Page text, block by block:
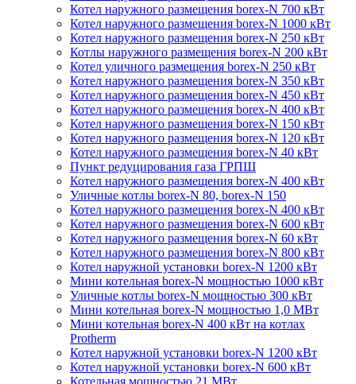
Котел наружного размещения borex-N 700 кВт
Котел наружного размещения borex-N 1000 кВт
Котел наружного размещения borex-N 250 кВт
Котлы наружного размещения borex-N 200 кВт
Котел уличного размещения borex-N 250 кВт
Котел наружного размещения borex-N 350 кВт
Котел наружного размещения borex-N 450 кВт
Котел наружного размещения borex-N 400 кВт
Котел наружного размещения borex-N 150 кВт
Котел наружного размещения borex-N 120 кВт
Котел наружного размещения borex-N 40 кВт
Пункт редуцирования газа ГРПШ
Котел наружного размещения borex-N 400 кВт
Уличные котлы borex-N 80, borex-N 150
Котел наружного размещения borex-N 400 кВт
Котел наружного размещения borex-N 600 кВт
Котел наружного размещения borex-N 60 кВт
Котел наружного размещения borex-N 800 кВт
Котел наружной установки borex-N 1200 кВт
Мини котельная borex-N мощностью 1000 кВт
Уличные котлы borex-N мощностью 300 кВт
Мини котельная borex-N мощностью 1,0 МВт
Мини котельная borex-N 400 кВт на котлах
Protherm
Котел наружной установки borex-N 1200 кВт
Котел наружной установки borex-N 600 кВт
Котельная мощностью 21 МВт